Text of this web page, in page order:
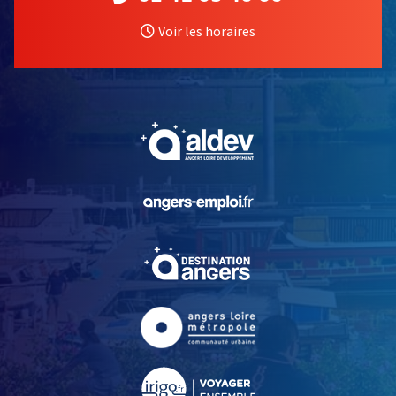
Voir les horaires
, Ouvre une nouvelle
, Ouvre une nouvelle